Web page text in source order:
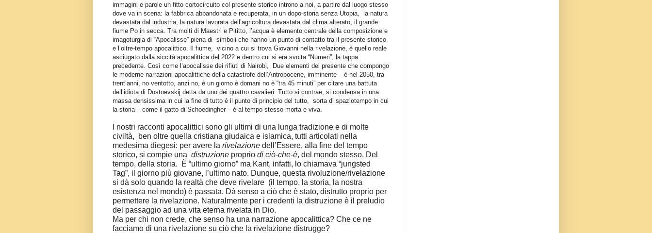
immagini e parole un fitto cortocircuito col presente storico introno a noi, a partire dal luogo stesso
dove va in scena: la fabbrica abbandonata e recuperata, in un dopo-storia senza Utopia,
la natura
devastata dal industria, la natura lavorata dell’agricoltura devastata dal clima alterato, il grande
fiume Po in secca. Tra molti di Maestri e Pititto, l’acqua è elemento centrale della composizione e
imagoturgia di “Apocalisse” piena di simboli che hanno un punto di contatto tra il presente storico
e l’oltre-tempo apocalittico. Il fiume,
vicino a cui si trova Giovanni nella rivelazione, è quello reale
asciugato dalla siccità apocalittica del 2022 e dentro cui si era svolta “Numeri”, la tappa
precedente. Così come l’apocalisse dei rifiuti di Nairobi,
Due elementi del presente che compongo
le moderne narrazioni apocalittiche della catastrofe dell’Antropocene, imminente – è nel 2050, tra
trent’anni, no ventotto, anzi no, è un giorno è domani no è “tra 45 minuti” per citare una battuta
dell’idiota di Dostoevskij detta da uno dei quattro cavalieri. Tutto si contrae, si condensa in una
massa densissima in cui la fine di tutto è il punto di principio del tutto,
sorta di spaziotempo in cui
la storia – come il gatto di Schoedingher – è al tempo stesso morta e viva.
I nostri racconti apocalittici sono gli ultimi di una lunga tradizione e di molte
civiltà,
ben oltre quella cristiana giudaica e islamica, tutti articolati nella
medesima diegesi: per avere la rivelazione dell’Essere, alla fine del tempo
storico, si compie una distruzione proprio di ciò-che-è, del mondo stesso. Del
tempo, della storia.
È “ultimo giorno” ma Kant, infatti, lo chiamava “jungsted
Tag”, il giorno più giovane, l’ultimo nato. Dunque, questa rivoluzione/rivelazione
si dà solo quando la realtà che deve rivelare (il tempo, la storia, la nostra
esistenza nel mondo) è passata. Dà senso a ciò che è stato, distrutto proprio per
permettere la rivelazione. Naturalmente per i credenti la distruzione è il preludio
del passaggio ad una vita eterna rivelata in Dio.
Ma per chi non crede, che senso ha una narrazione apocalittica? Che ce ne
facciamo di una rivelazione su ciò che la rivelazione distrugge?